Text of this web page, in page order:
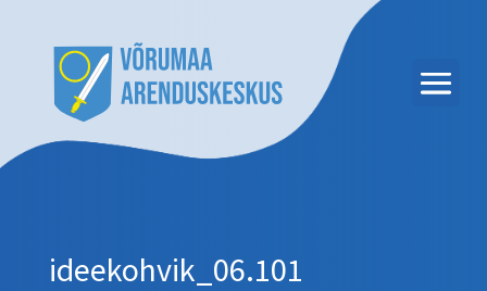
ideekohvik_06.101